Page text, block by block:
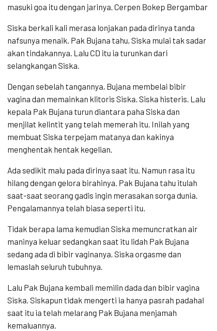
masuki goa itu dengan jarinya. Cerpen Bokep Bergambar
Siska berkali kali merasa lonjakan pada dirinya tanda
nafsunya menaik. Pak Bujana tahu, Siska mulai tak sadar
akan tindakannya. Lalu CD itu ia turunkan dari
selangkangan Siska.
Dengan sebelah tangannya, Bujana membelai bibir
vagina dan memainkan klitoris Siska. Siska histeris. Lalu
kepala Pak Bujana turun diantara paha Siska dan
menjilat kelintit yang telah memerah itu. Inilah yang
membuat Siska terpejam matanya dan kakinya
menghentak hentak kegelian.
Ada sedikit malu pada dirinya saat itu. Namun rasa itu
hilang dengan gelora birahinya. Pak Bujana tahu itulah
saat-saat seorang gadis ingin merasakan sorga dunia.
Pengalamannya telah biasa seperti itu.
Tidak berapa lama kemudian Siska memuncratkan air
maninya keluar sedangkan saat itu lidah Pak Bujana
sedang ada di bibir vaginanya. Siska orgasme dan
lemaslah seluruh tubuhnya.
Lalu Pak Bujana kembali memilin dada dan bibir vagina
Siska. Siskapun tidak mengerti ia hanya pasrah padahal
saat itu ia telah melarang Pak Bujana menjamah
kemaluannya.